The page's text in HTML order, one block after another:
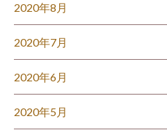
2020年8月
2020年7月
2020年6月
2020年5月